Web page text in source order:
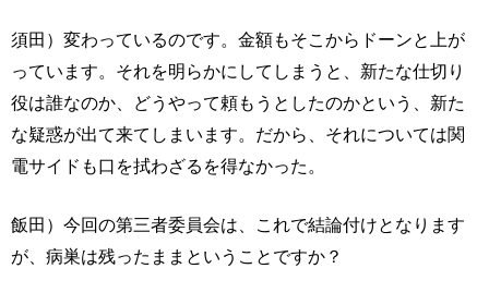
須田）変わっているのです。金額もそこからドーンと上が
っています。それを明らかにしてしまうと、新たな仕切り
役は誰なのか、どうやって頼もうとしたのかという、新た
な疑惑が出て来てしまいます。だから、それについては関
電サイドも口を拭わざるを得なかった。
飯田）今回の第三者委員会は、これで結論付けとなります
が、病巣は残ったままということですか？